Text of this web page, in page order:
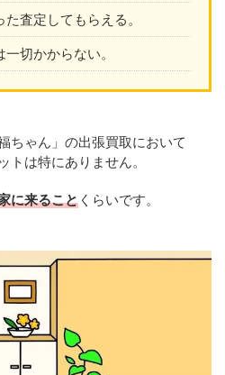
査定してもらえる。
切かからない。
ちゃん」の出張買取において
トは特にありません。
に来ること くらいです。